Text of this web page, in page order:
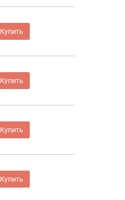
Купить
Купить
Купить
Купить